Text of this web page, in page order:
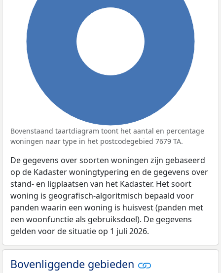
Bovenstaand taartdiagram toont het aantal en percentage
woningen naar type in het postcodegebied 7679 TA.
De gegevens over soorten woningen zijn gebaseerd
op de Kadaster woningtypering en de gegevens over
stand- en ligplaatsen van het Kadaster. Het soort
woning is geografisch-algoritmisch bepaald voor
panden waarin een woning is huisvest (panden met
een woonfunctie als gebruiksdoel). De gegevens
gelden voor de situatie op 1 juli 2026.
Bovenliggende gebieden